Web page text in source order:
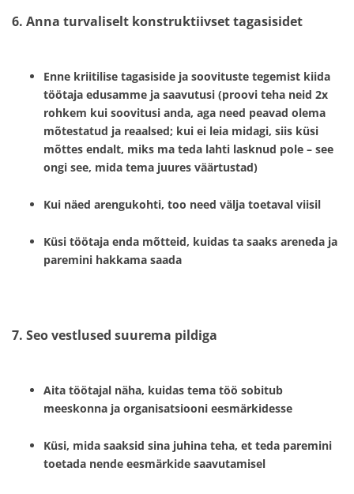
6. Anna turvaliselt konstruktiivset tagasisidet
Enne kriitilise tagasiside ja soovituste tegemist kiida
töötaja edusamme ja saavutusi (proovi teha neid 2x
rohkem kui soovitusi anda, aga need peavad olema
mõtestatud ja reaalsed; kui ei leia midagi, siis küsi
mõttes endalt, miks ma teda lahti lasknud pole – see
ongi see, mida tema juures väärtustad)
Kui näed arengukohti, too need välja toetaval viisil
Küsi töötaja enda mõtteid, kuidas ta saaks areneda ja
paremini hakkama saada
7. Seo vestlused suurema pildiga
Aita töötajal näha, kuidas tema töö sobitub
meeskonna ja organisatsiooni eesmärkidesse
Küsi, mida saaksid sina juhina teha, et teda paremini
toetada nende eesmärkide saavutamisel